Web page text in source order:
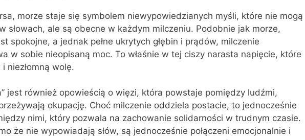
morze staje się symbolem niewypowiedzianych myśli, które nie mogą
słowach, ale są obecne w każdym milczeniu. Podobnie jak morze,
spokojne, a jednak pełne ukrytych głębin i prądów, milczenie
w sobie nieopisaną moc. To właśnie w tej ciszy narasta napięcie, które
niezłomną wolę.
jest również opowieścią o więzi, która powstaje pomiędzy ludźmi,
okupację. Choć milczenie oddziela postacie, to jednocześnie
nimi, który pozwala na zachowanie solidarności w trudnym czasie.
że nie wypowiadają słów, są jednocześnie połączeni emocjonalnie i